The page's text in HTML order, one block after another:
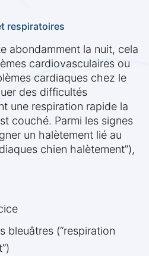
respiratoires
abondamment la nuit, cela
cardiovasculaires ou
cardiaques chez le
des difficultés
une respiration rapide la
couché. Parmi les signes
un halètement lié au
chien halètement”),
bleuâtres (“respiration